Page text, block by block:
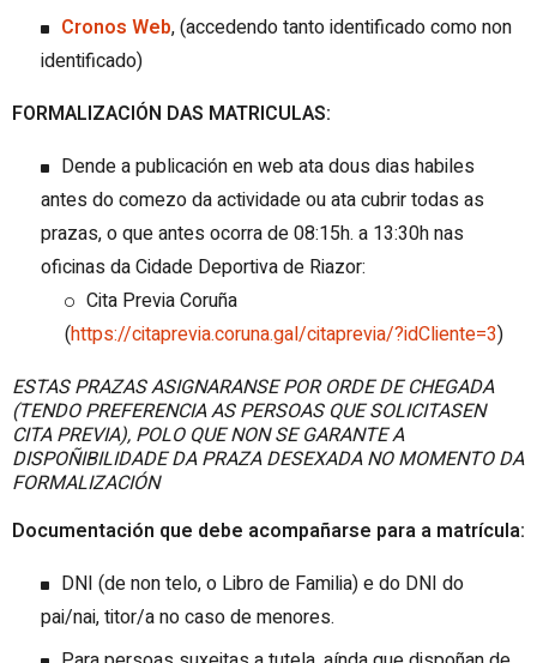
Cronos Web, (accedendo tanto identificado como non
identificado)
FORMALIZACIÓN DAS MATRICULAS:
Dende a publicación en web ata dous dias habiles
antes do comezo da actividade ou ata cubrir todas as
prazas, o que antes ocorra de 08:15h. a 13:30h nas
oficinas da Cidade Deportiva de Riazor:
Cita Previa Coruña
(https://citaprevia.coruna.gal/citaprevia/?idCliente=3)
ESTAS PRAZAS ASIGNARANSE POR ORDE DE CHEGADA
(TENDO PREFERENCIA AS PERSOAS QUE SOLICITASEN
CITA PREVIA), POLO QUE NON SE GARANTE A
DISPOÑIBILIDADE DA PRAZA DESEXADA NO MOMENTO DA
FORMALIZACIÓN
Documentación que debe acompañarse para a matrícula:
DNI (de non telo, o Libro de Familia) e do DNI do
pai/nai, titor/a no caso de menores.